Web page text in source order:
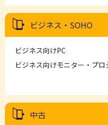
ビジネス・SOHO
ビジネス向けPC
ビジネス向けモニター・プロ
中古